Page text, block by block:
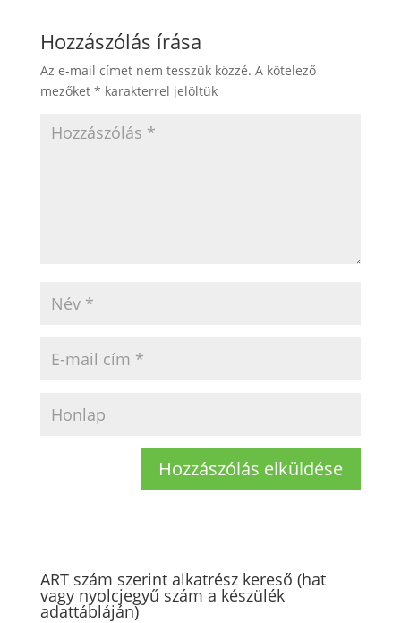
Hozzászólás írása
Az e-mail címet nem tesszük közzé. A kötelező
mezőket * karakterrel jelöltük
ART szám szerint alkatrész kereső (hat
vagy nyolcjegyű szám a készülék
adattábláján)